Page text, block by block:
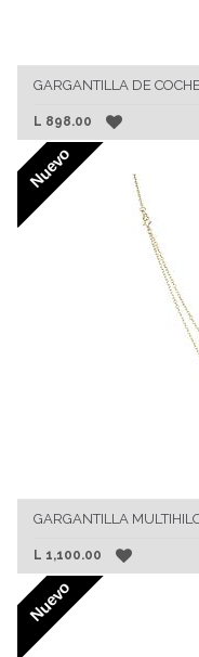
GARGANTILLA DE
L 898.00
Nuevo
GARGANTILLA
L 1,100.00
Nuevo